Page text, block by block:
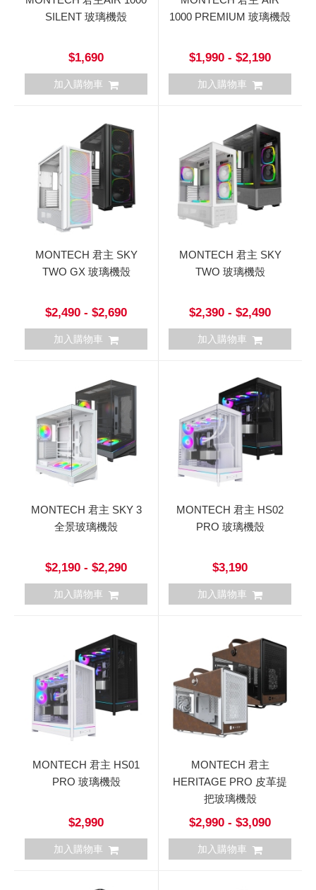
SILENT 玻璃機殼
$1,690
加入購物車
1000 PREMIUM 玻璃機殼
$1,990 - $2,190
加入購物車
MONTECH 君主 SKY
TWO GX 玻璃機殼
$2,490 - $2,690
加入購物車
MONTECH 君主 SKY
TWO 玻璃機殼
$2,390 - $2,490
加入購物車
MONTECH 君主 SKY 3
全景玻璃機殼
$2,190 - $2,290
加入購物車
MONTECH 君主 HS02
PRO 玻璃機殼
$3,190
加入購物車
MONTECH 君主 HS01
PRO 玻璃機殼
$2,990
加入購物車
MONTECH 君主
HERITAGE PRO 皮革提
把玻璃機殼
$2,990 - $3,090
加入購物車